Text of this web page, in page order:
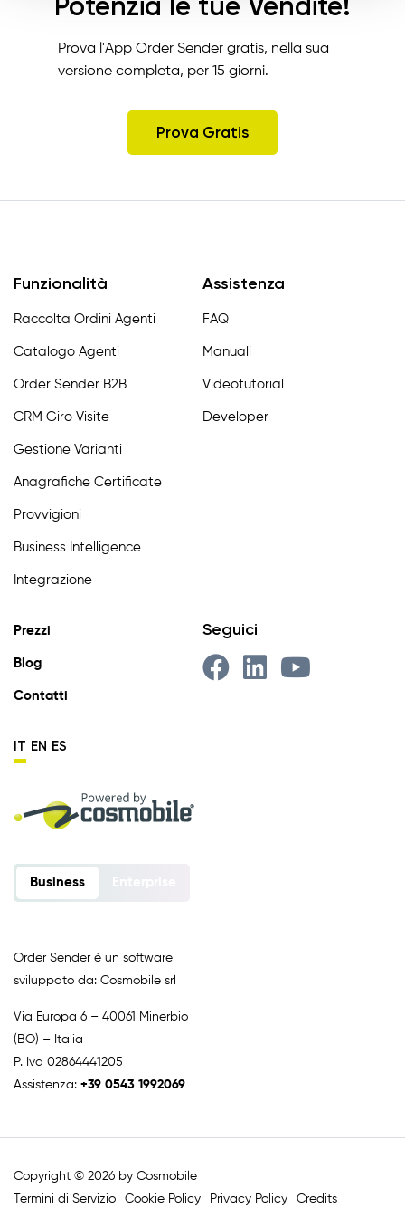
Prova l'App Order Sender gratis, nella sua
versione completa, per 15 giorni.
Prova Gratis
Business
Order Sender è un software
sviluppato da: Cosmobile srl
Via Europa 6 – 40061 Minerbio
(BO) – Italia
P. Iva 02864441205
Assistenza: +39 0543 1992069
Funzionalità
Raccolta Ordini Agenti
Catalogo Agenti
Order Sender B2B
CRM Giro Visite
Gestione Varianti
Anagrafiche Certificate
Provvigioni
Business Intelligence
Integrazione
Assistenza
FAQ
Manuali
Videotutorial
Developer
Prezzi
Blog
Contatti
IT EN ES
Seguici
Copyright © 2026 by Cosmobile
Termini di Servizio
Cookie Policy Privacy Policy Credits